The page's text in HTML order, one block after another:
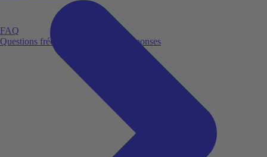
FAQ
Questions fréquemment posées et réponses